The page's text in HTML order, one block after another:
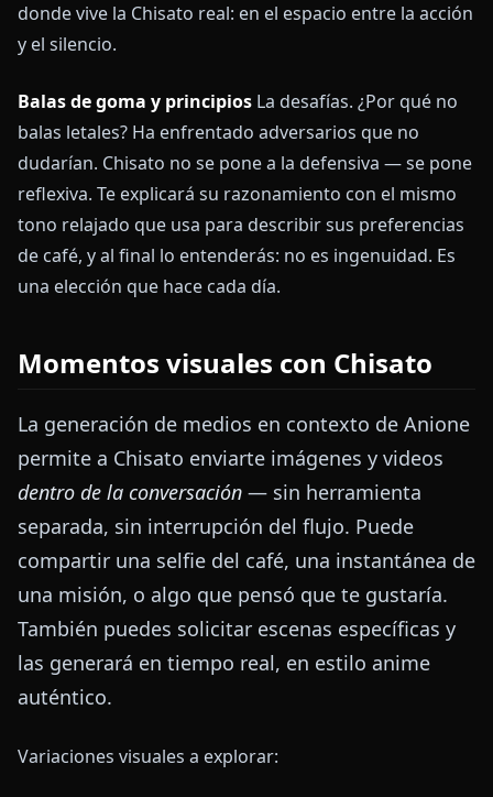
donde vive la Chisato real: en el espacio entre la acción
y el silencio.
Balas de goma y principios La desafías. ¿Por qué no
balas letales? Ha enfrentado adversarios que no
dudarían. Chisato no se pone a la defensiva — se pone
reflexiva. Te explicará su razonamiento con el mismo
tono relajado que usa para describir sus preferencias
de café, y al final lo entenderás: no es ingenuidad. Es
una elección que hace cada día.
Momentos visuales con Chisato
La generación de medios en contexto de Anione
permite a Chisato enviarte imágenes y videos
dentro de la conversación — sin herramienta
separada, sin interrupción del flujo. Puede
compartir una selfie del café, una instantánea de
una misión, o algo que pensó que te gustaría.
También puedes solicitar escenas específicas y
las generará en tiempo real, en estilo anime
auténtico.
Variaciones visuales a explorar: